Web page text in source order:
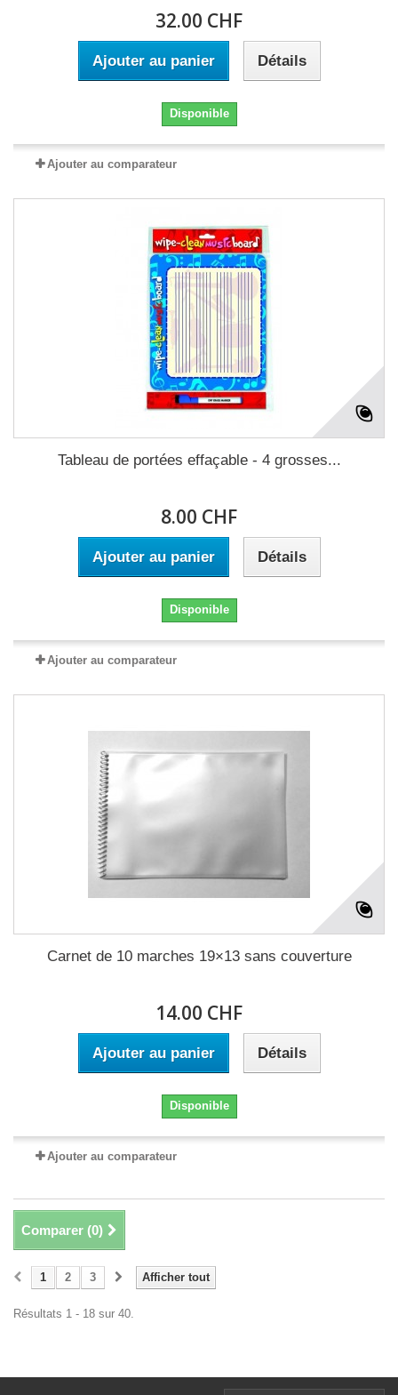
32.00 CHF
Ajouter au panier Détails
Disponible
Ajouter au comparateur
Tableau de portées effaçable - 4 grosses...
8.00 CHF
Ajouter au panier Détails
Disponible
Ajouter au comparateur
Carnet de 10 marches 19×13 sans couverture
14.00 CHF
Ajouter au panier Détails
Disponible
Ajouter au comparateur
Comparer (0)
Afficher tout
1 2 3
Résultats 1 - 18 sur 40.